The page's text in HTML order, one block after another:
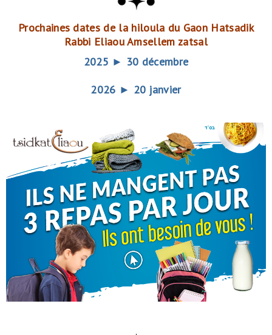
Prochaines dates de la hiloula du Gaon Hatsadik
Rabbi Eliaou Amsellem zatsal
2025 ► 30 décembre
2026 ► 20 janvier